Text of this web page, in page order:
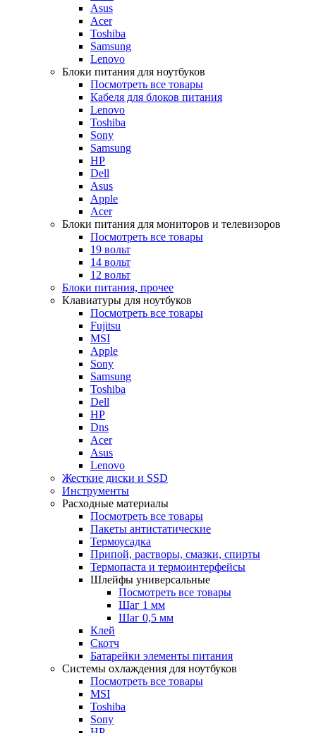
Asus
Acer
Toshiba
Samsung
Lenovo
Блоки питания для ноутбуков
Посмотреть все товары
Кабеля для блоков питания
Lenovo
Toshiba
Sony
Samsung
HP
Dell
Asus
Apple
Acer
Блоки питания для мониторов и телевизоров
Посмотреть все товары
19 вольт
14 вольт
12 вольт
Блоки питания, прочее
Клавиатуры для ноутбуков
Посмотреть все товары
Fujitsu
MSI
Apple
Sony
Samsung
Toshiba
Dell
HP
Dns
Acer
Asus
Lenovo
Жесткие диски и SSD
Инструменты
Расходные материалы
Посмотреть все товары
Пакеты антистатические
Термоусадка
Припой, растворы, смазки, спирты
Термопаста и термоинтерфейсы
Шлейфы универсальные
Посмотреть все товары
Шаг 1 мм
Шаг 0,5 мм
Клей
Скотч
Батарейки элементы питания
Системы охлаждения для ноутбуков
Посмотреть все товары
MSI
Toshiba
Sony